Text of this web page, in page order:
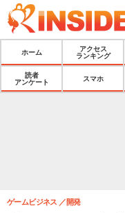
ホーム
アクセス
ランキング
読者
アンケート
スマホ
ゲームビジネス 開発